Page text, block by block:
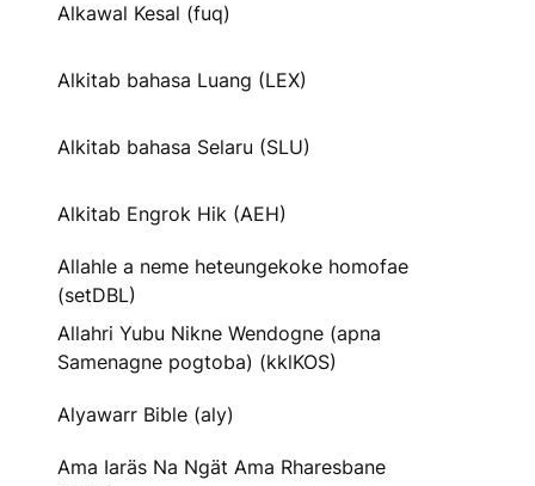
Alkawal Kesal (fuq)
Alkitab bahasa Luang (LEX)
Alkitab bahasa Selaru (SLU)
Alkitab Engrok Hik (AEH)
Allahle a neme heteungekoke homofae
(setDBL)
Allahri Yubu Nikne Wendogne (apna
Samenagne pogtoba) (kklKOS)
Alyawarr Bible (aly)
Ama Iaräs Na Ngät Ama Rharesbane